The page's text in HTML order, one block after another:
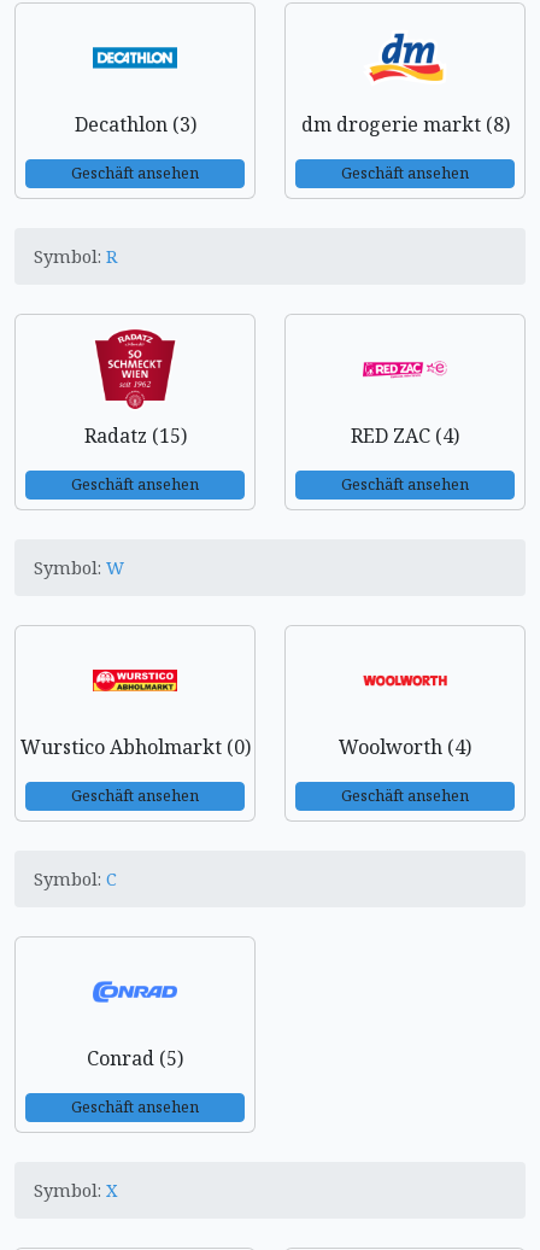
Decathlon (3)
Geschäft ansehen
dm drogerie markt (8)
Geschäft ansehen
Symbol: R
Radatz (15)
Geschäft ansehen
RED ZAC (4)
Geschäft ansehen
Symbol: W
Wurstico Abholmarkt (0)
Geschäft ansehen
Woolworth (4)
Geschäft ansehen
Symbol: C
Conrad (5)
Geschäft ansehen
Symbol: X